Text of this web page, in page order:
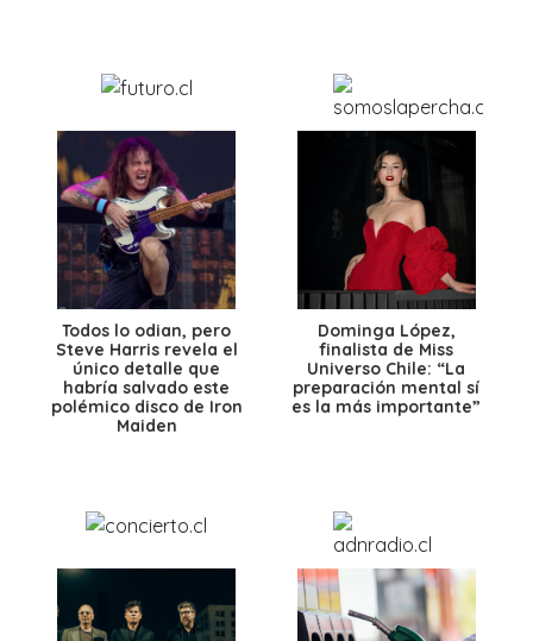
Todos lo odian, pero
Steve Harris revela el
único detalle que
habría salvado este
polémico disco de Iron
Maiden
Dominga López,
finalista de Miss
Universo Chile: “La
preparación mental sí
es la más importante”